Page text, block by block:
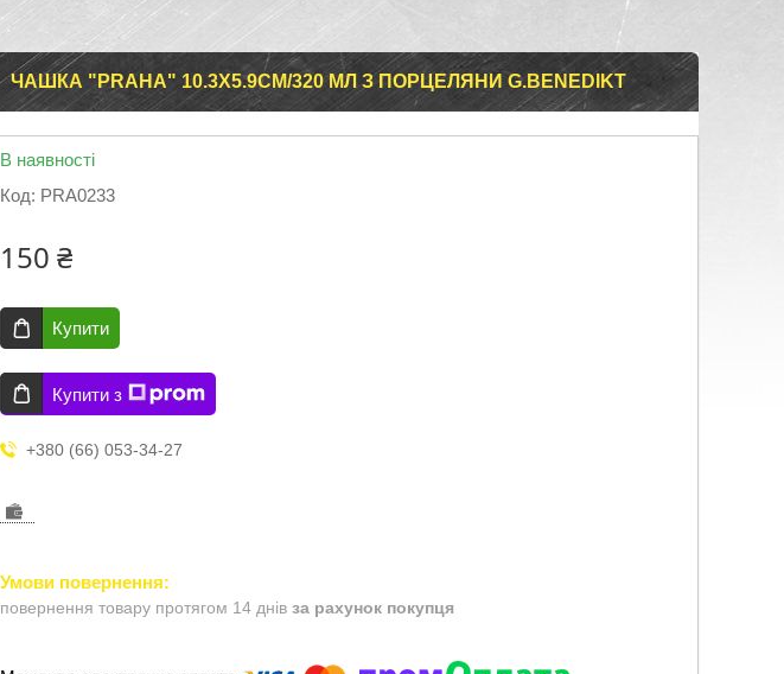
ЧАШКА "PRAHA" 10.3Х5.9СМ/320 МЛ З ПОРЦЕЛЯНИ G.BENEDIKT
В наявності
Код: PRA0233
150 ₴
Купити
Купити з
+380 (66) 053-34-27
повернення товару протягом 14 днів за рахунок покупця